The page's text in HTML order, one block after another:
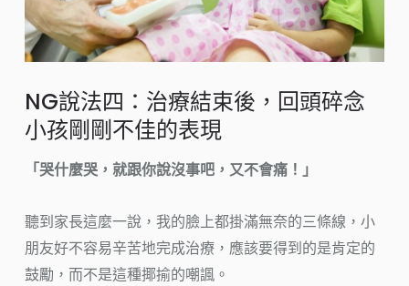
NG說法四：治療結束後，回頭碎念
小孩剛剛不佳的表現
「哭什麼哭，就跟你說沒事吧，又不會痛！」
聽到家長這麼一說，我的臉上都掛滿無奈的三條線，小
朋友好不容易辛苦地完成治療，應該要得到的是肯定的
鼓勵，而不是這種揶揄的嘲諷。